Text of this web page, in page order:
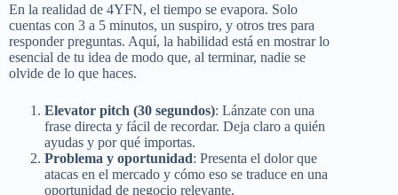
En la realidad de 4YFN, el tiempo se evapora. Solo
cuentas con 3 a 5 minutos, un suspiro, y otros tres para
responder preguntas. Aquí, la habilidad está en mostrar lo
esencial de tu idea de modo que, al terminar, nadie se
olvide de lo que haces.
Elevator pitch (30 segundos): Lánzate con una
frase directa y fácil de recordar. Deja claro a quién
ayudas y por qué importas.
Problema y oportunidad: Presenta el dolor que
atacas en el mercado y cómo eso se traduce en una
oportunidad de negocio relevante.